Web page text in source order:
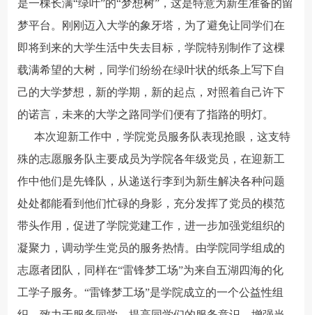
是一棵长满“绿叶”的“梦想树”，这是特意为新生准备的留
梦平台。刚刚迈入大学的象牙塔，为了避免让同学们在
即将到来的大学生活中失去目标，学院特别制作了这棵
载满希望的大树，同学们纷纷在绿叶状的纸条上写下自
己的大学梦想，新的学期，新的起点，对照着自己许下
的诺言，未来的大学之路同学们便有了指路的明灯。
本次迎新工作中，学院党员服务队表现抢眼，这支特
殊的志愿服务队主要成员为学院各年级党员，在迎新工
作中他们是先锋队，从递送行李到为新生解决各种问题
处处都能看到他们忙碌的身影，充分发挥了党员的模范
带头作用，促进了学院党建工作，进一步加强党组织的
凝聚力，调动学生党员的服务热情。由学院同学组成的
志愿者团队，同样在“雷锋梦工场”为来自五湖四海的化
工学子服务。“雷锋梦工场”是学院成立的一个公益性组